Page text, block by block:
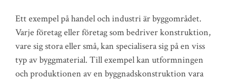
Ett exempel på handel och industri är byggområdet.
Varje företag eller företag som bedriver konstruktion,
vare sig stora eller små, kan specialisera sig på en viss
typ av byggmaterial. Till exempel kan utformningen
och produktionen av en byggnadskonstruktion vara